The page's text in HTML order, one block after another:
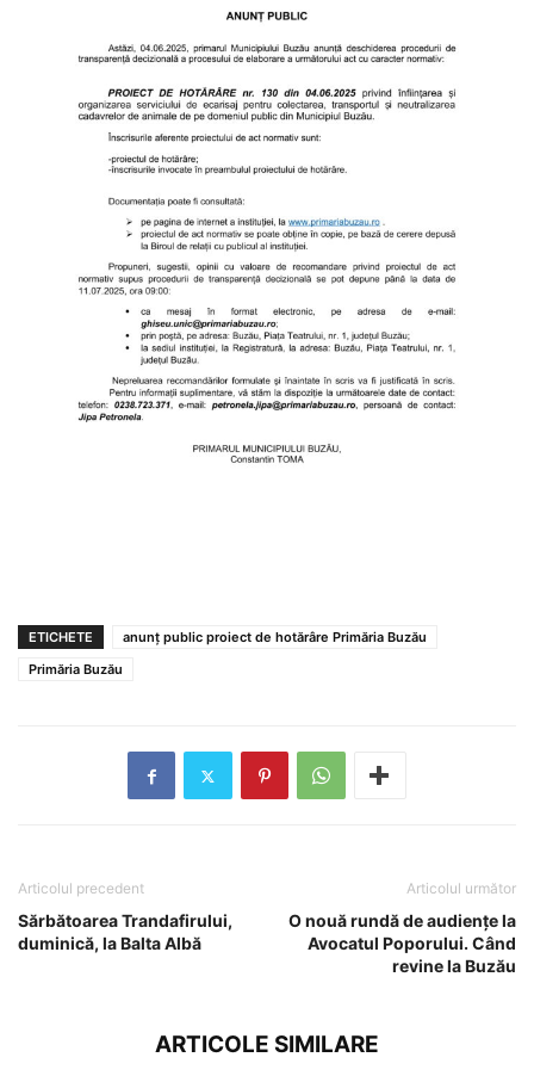
ETICHETE
anunț public proiect de hotărâre Primăria Buzău
Primăria Buzău
Articolul precedent
Sărbătoarea Trandafirului,
duminică, la Balta Albă
Articolul următor
O nouă rundă de audiențe la
Avocatul Poporului. Când
revine la Buzău
ARTICOLE SIMILARE